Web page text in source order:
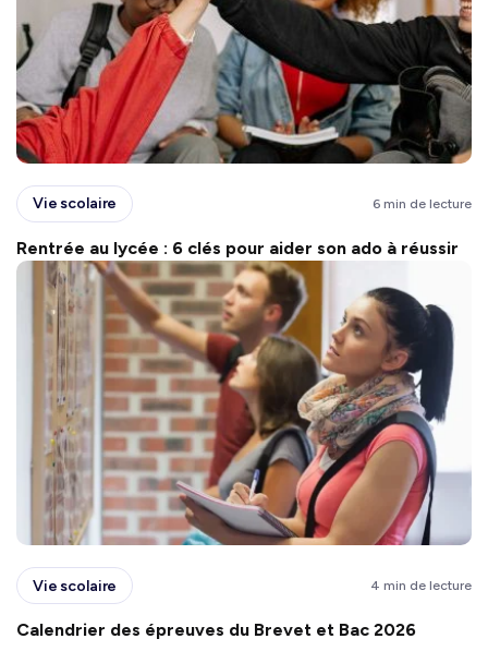
Vie scolaire 6 min de lecture
Rentrée au lycée : 6 clés pour aider son ado à réussir
Vie scolaire 4 min de lecture
Calendrier des épreuves du Brevet et Bac 2026